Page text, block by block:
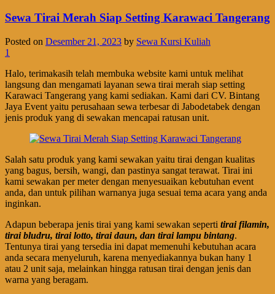
Sewa Tirai Merah Siap Setting Karawaci Tangerang
Posted on Desember 21, 2023 by Sewa Kursi Kuliah
1
Halo, terimakasih telah membuka website kami untuk melihat
langsung dan mengamati layanan sewa tirai merah siap setting
Karawaci Tangerang yang kami sediakan. Kami dari CV. Bintang
Jaya Event yaitu perusahaan sewa terbesar di Jabodetabek dengan
jenis produk yang di sewakan mencapai ratusan unit.
Salah satu produk yang kami sewakan yaitu tirai dengan kualitas
yang bagus, bersih, wangi, dan pastinya sangat terawat. Tirai ini
kami sewakan per meter dengan menyesuaikan kebutuhan event
anda, dan untuk pilihan warnanya juga sesuai tema acara yang anda
inginkan.
Adapun beberapa jenis tirai yang kami sewakan seperti tirai filamin,
tirai bludru, tirai lotto, tirai daun, dan tirai lampu bintang.
Tentunya tirai yang tersedia ini dapat memenuhi kebutuhan acara
anda secara menyeluruh, karena menyediakannya bukan hany 1
atau 2 unit saja, melainkan hingga ratusan tirai dengan jenis dan
warna yang beragam.